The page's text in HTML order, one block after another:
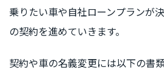
乗りたい車や自社ローンプランが
の契約を進めていきます。
契約や車の名義変更には以下の書類